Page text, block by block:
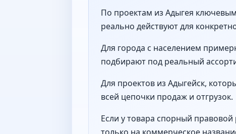
По проектам из Адыгея
реально действуют для
Для города с населением
подбирают под реальный
Для проектов из Адыгейск,
всей цепочки продаж и отгрузок.
Если у товара спорный